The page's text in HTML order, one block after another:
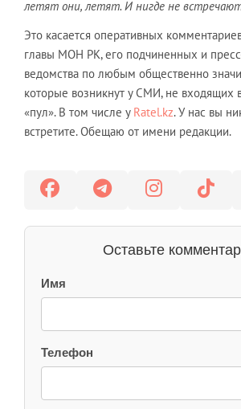
летят они, летят. И нигде не
Это касается оперативных
главы МОН РК, его подчиненных и
ведомства по любым общественно
которые возникнут у СМИ, не входящих
«пул». В том числе у Ratel.kz. У нас вы
встретите. Обещаю от имени редакции.
Оставьте
Имя
Телефон